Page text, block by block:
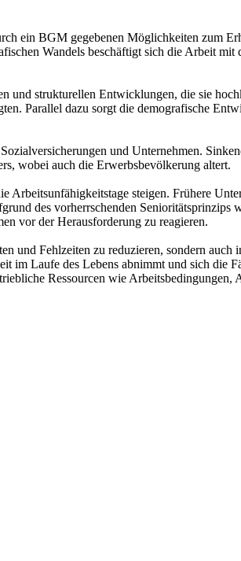
ein BGM gegebenen Möglichkeiten zum
Wandels beschäftigt sich die Arbeit
strukturellen Entwicklungen, die sie
Parallel dazu sorgt die demografische
und Unternehmen.
wobei auch die Erwerbsbevölkerung altert.
steigen. Frühere
des vorherrschenden Senioritätsprinzips
vor der Herausforderung zu reagieren.
Fehlzeiten zu reduzieren, sondern auch
im Laufe des Lebens abnimmt und sich die
Ressourcen wie Arbeitsbedingungen,